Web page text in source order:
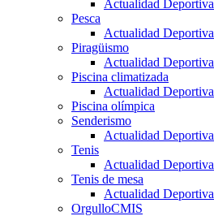
Actualidad Deportiva
Pesca
Actualidad Deportiva
Piragüismo
Actualidad Deportiva
Piscina climatizada
Actualidad Deportiva
Piscina olímpica
Senderismo
Actualidad Deportiva
Tenis
Actualidad Deportiva
Tenis de mesa
Actualidad Deportiva
OrgulloCMIS